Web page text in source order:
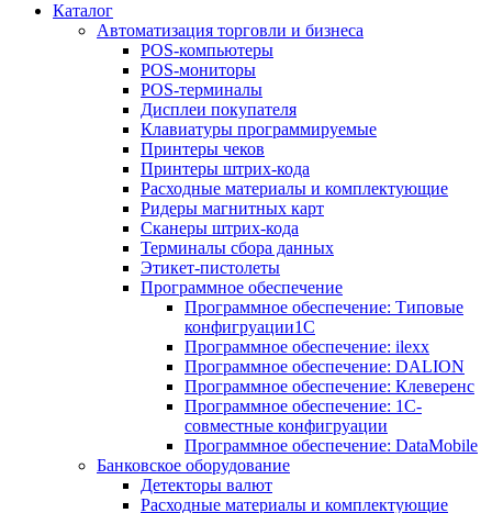
Каталог
Автоматизация торговли и бизнеса
POS-компьютеры
POS-мониторы
POS-терминалы
Дисплеи покупателя
Клавиатуры программируемые
Принтеры чеков
Принтеры штрих-кода
Расходные материалы и комплектующие
Ридеры магнитных карт
Сканеры штрих-кода
Терминалы сбора данных
Этикет-пистолеты
Программное обеспечение
Программное обеспечение: Типовые
конфигруации1С
Программное обеспечение: ilexx
Программное обеспечение: DALION
Программное обеспечение: Клеверенс
Программное обеспечение: 1С-
совместные конфигруации
Программное обеспечение: DataMobile
Банковское оборудование
Детекторы валют
Расходные материалы и комплектующие